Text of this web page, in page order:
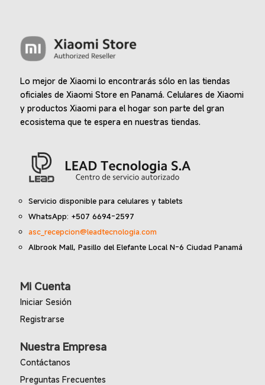
Lo mejor de Xiaomi lo encontrarás sólo en las tiendas
oficiales de Xiaomi Store en Panamá. Celulares de Xiaomi
y productos Xiaomi para el hogar son parte del gran
ecosistema que te espera en nuestras tiendas.
Servicio disponible para celulares y tablets
WhatsApp: +507 6694-2597
asc_recepcion@leadtecnologia.com
Albrook Mall, Pasillo del Elefante Local N-6 Ciudad Panamá
Mi Cuenta
Iniciar Sesión
Registrarse
Nuestra Empresa
Contáctanos
Preguntas Frecuentes